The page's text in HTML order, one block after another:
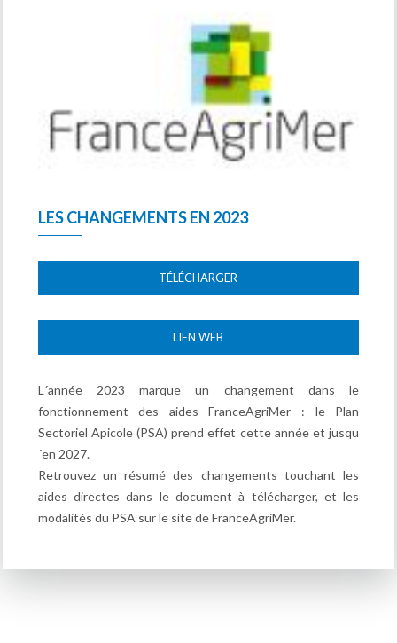
LES CHANGEMENTS EN 2023
TÉLÉCHARGER
LIEN WEB
L´année 2023 marque un changement dans le
fonctionnement des aides FranceAgriMer : le Plan
Sectoriel Apicole (PSA) prend effet cette année et jusqu
´en 2027.
Retrouvez un résumé des changements touchant les
aides directes dans le document à télécharger, et les
modalités du PSA sur le site de FranceAgriMer.